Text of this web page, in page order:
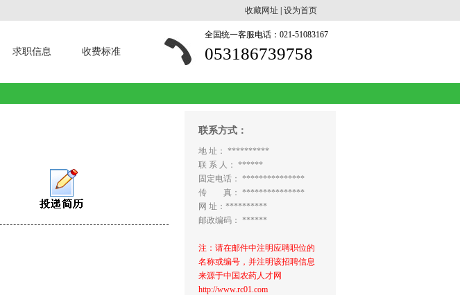
收藏网址 设为首页
求职信息 收费标准
全国统一客服电话：021-51083167
053186739758
联系方式：
地 址： **********
联 系 人： ******
固定电话： ***************
传 真： ***************
网 址：**********
邮政编码： ******
注：请在邮件中注明应聘职位的
名称或编号，并注明该招聘信息
来源于中国农药人才网
http://www.rc01.com